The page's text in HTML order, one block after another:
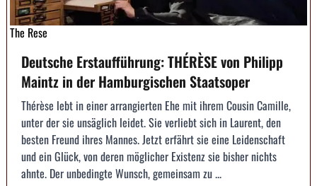
The Rese
Deutsche Erstaufführung: THÉRÈSE von Philipp
Maintz in der Hamburgischen Staatsoper
Thérèse lebt in einer arrangierten Ehe mit ihrem Cousin Camille,
unter der sie unsäglich leidet. Sie verliebt sich in Laurent, den
besten Freund ihres Mannes. Jetzt erfährt sie eine Leidenschaft
und ein Glück, von deren möglicher Existenz sie bisher nichts
ahnte. Der unbedingte Wunsch, gemeinsam zu ...